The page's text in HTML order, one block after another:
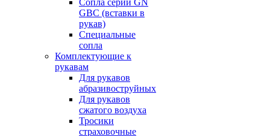
Сопла серии GN
GBC (вставки в
рукав)
Специальные
сопла
Комплектующие к
рукавам
Для рукавов
абразивоструйных
Для рукавов
сжатого воздуха
Тросики
страховочные